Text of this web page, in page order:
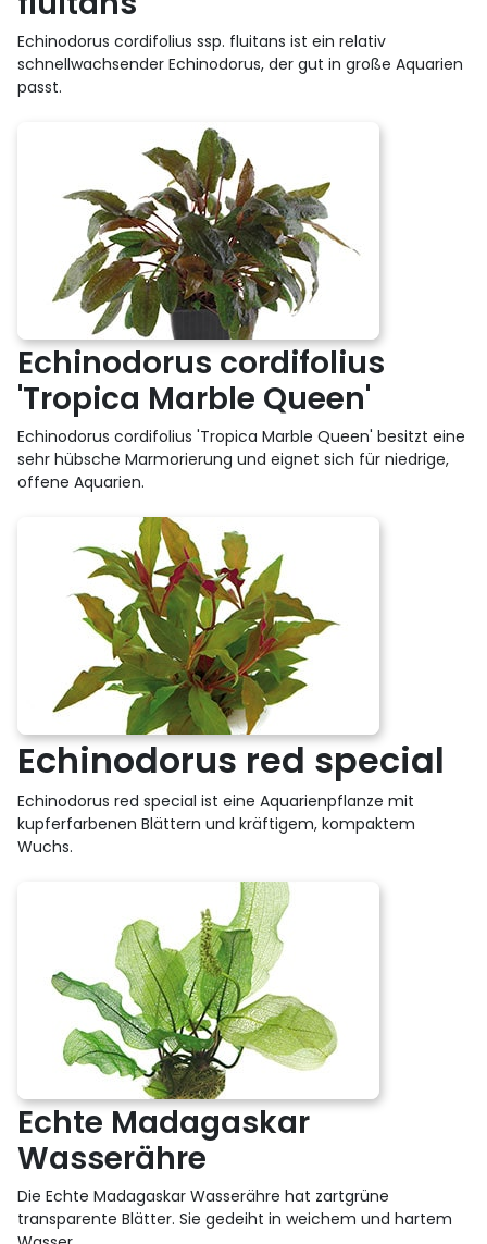
Echinodorus cordifolius ssp. fluitans ist ein relativ
schnellwachsender Echinodorus, der gut in große Aquarien
passt.
Echinodorus cordifolius
'Tropica Marble Queen'
Echinodorus cordifolius 'Tropica Marble Queen' besitzt eine
sehr hübsche Marmorierung und eignet sich für niedrige,
offene Aquarien.
Echinodorus red special
Echinodorus red special ist eine Aquarienpflanze mit
kupferfarbenen Blättern und kräftigem, kompaktem
Wuchs.
Echte Madagaskar
Wasserähre
Die Echte Madagaskar Wasserähre hat zartgrüne
transparente Blätter. Sie gedeiht in weichem und hartem